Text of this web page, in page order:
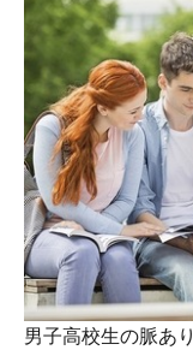
男子高校生の脈あ